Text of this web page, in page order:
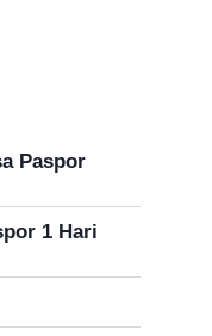
Paspor
1 Hari